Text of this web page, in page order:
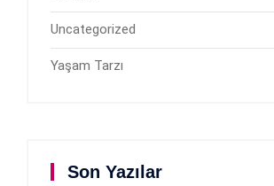
Uncategorized
Yaşam Tarzı
Son Yazılar